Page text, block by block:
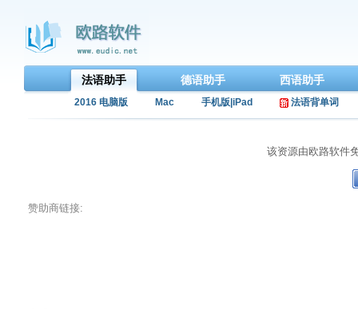
法语助手 德语助手 西语助手
2016 电脑版 Mac 手机版|iPad 法语背单词
该资源由欧路软件
赞助商链接: